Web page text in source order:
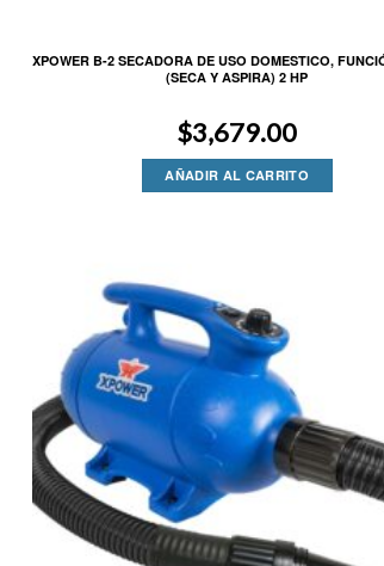
XPOWER B-2 SECADORA DE USO DOMESTICO,
(SECA Y ASPIRA) 2 HP
$3,679.00
AÑADIR AL CARRITO